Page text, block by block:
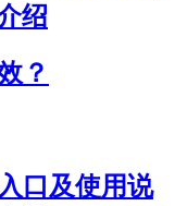
绍
？
口及使用说